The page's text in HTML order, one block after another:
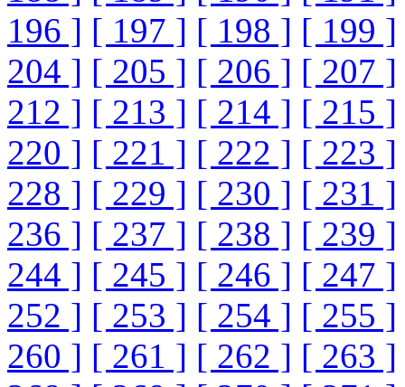
196 ] [ 197 ] [ 198 ] [ 199 ]
204 ] [ 205 ] [ 206 ] [ 207 ]
212 ] [ 213 ] [ 214 ] [ 215 ]
220 ] [ 221 ] [ 222 ] [ 223 ]
228 ] [ 229 ] [ 230 ] [ 231 ]
236 ] [ 237 ] [ 238 ] [ 239 ]
244 ] [ 245 ] [ 246 ] [ 247 ]
252 ] [ 253 ] [ 254 ] [ 255 ]
260 ] [ 261 ] [ 262 ] [ 263 ]